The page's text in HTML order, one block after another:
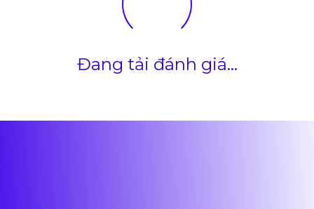
Đang tải đánh giá...